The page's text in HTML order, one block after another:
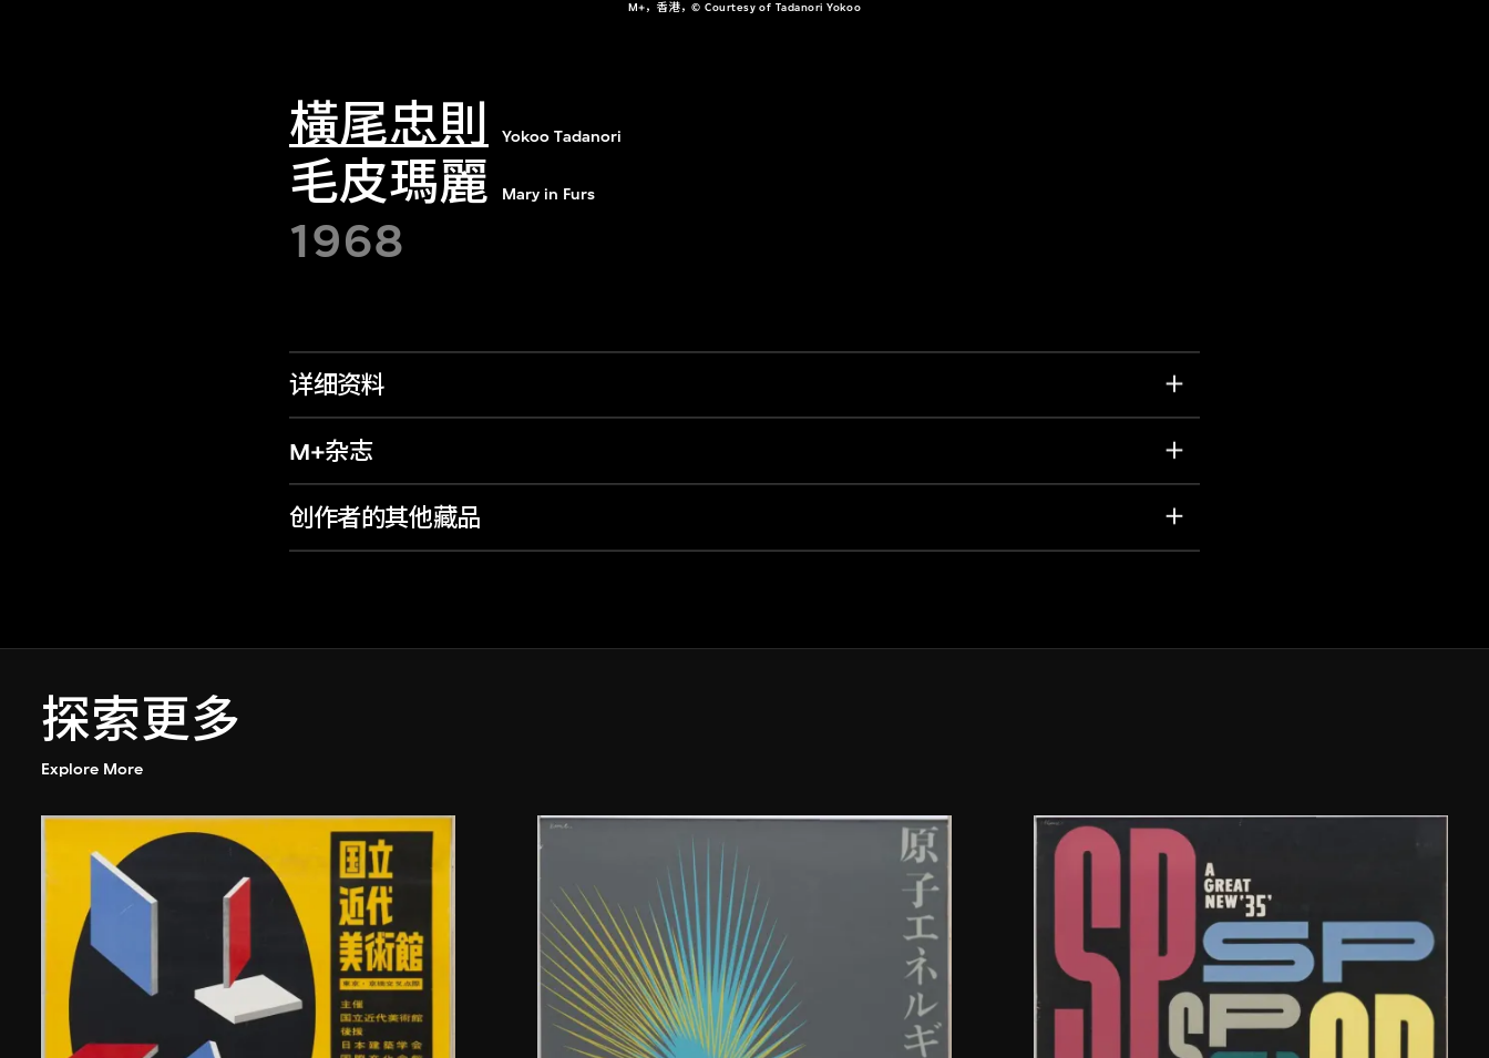
M+，香港，© Courtesy of Tadanori Yokoo
橫尾忠則 Yokoo Tadanori
毛皮瑪麗 Mary in Furs
1968
详细资料
M+杂志
创作者的其他藏品
探索更多
Explore More